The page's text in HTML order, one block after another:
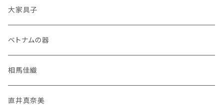
大家具子
ベトナムの器
相馬佳織
直井真奈美